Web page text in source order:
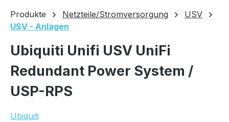
Speichern
Produkte Netzteile/Stromversorgung
USV
USV - Anlagen
Ubiquiti Unifi USV UniFi
Redundant Power System /
USP-RPS
Ubiquiti